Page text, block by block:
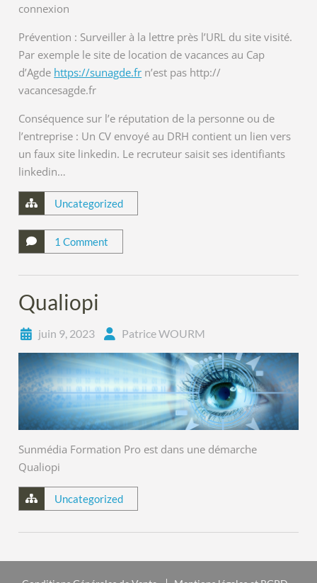
connexion
Prévention : Surveiller à la lettre près l’URL du site visité.
Par exemple le site de location de vacances au Cap
d’Agde https://sunagde.fr n’est pas http://
vacancesagde.fr
Conséquence sur l’e réputation de la personne ou de
l’entreprise : Un CV envoyé au DRH contient un lien vers
un faux site linkedin. Le recruteur saisit ses identifiants
linkedin…
Uncategorized
1 Comment
Qualiopi
juin 9, 2023 Patrice WOURM
Sunmédia Formation Pro est dans une démarche
Qualiopi
Uncategorized